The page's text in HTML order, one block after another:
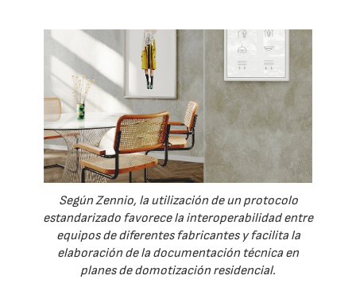
Según Zennio, la utilización de un protocolo
estandarizado favorece la interoperabilidad entre
equipos de diferentes fabricantes y facilita la
elaboración de la documentación técnica en
planes de domotización residencial.